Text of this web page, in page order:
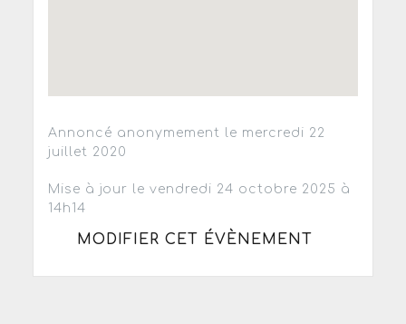
Annoncé anonymement le mercredi 22
juillet 2020
Mise à jour le vendredi 24 octobre 2025 à
14h14
MODIFIER CET ÉVÈNEMENT